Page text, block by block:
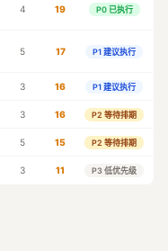
4 19 P0 已执行
5 17 P1 建议执行
3 16 P1 建议执行
3 16 P2 等待排期
5 15 P2 等待排期
3 11 P3 低优先级